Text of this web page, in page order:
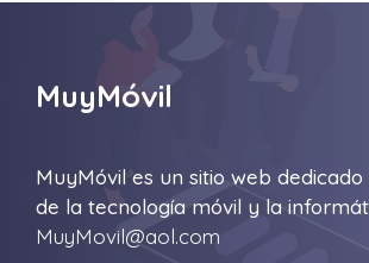
MuyMóvil
MuyMóvil es un sitio web dedicado
de la tecnología móvil y la
MuyMovil@aol.com